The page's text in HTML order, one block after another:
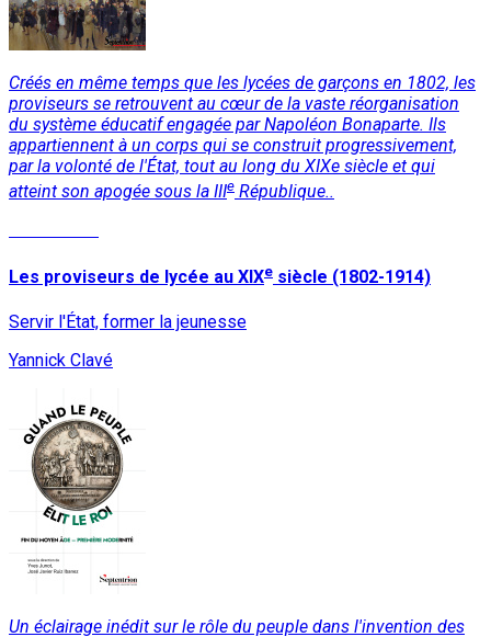
Créés en même temps que les lycées de garçons en 1802, les
proviseurs se retrouvent au cœur de la vaste réorganisation
du système éducatif engagée par Napoléon Bonaparte. Ils
appartiennent à un corps qui se construit progressivement,
par la volonté de l'État, tout au long du XIXe siècle et qui
atteint son apogée sous la IIIe République..
Les proviseurs de lycée au XIXe siècle (1802-1914)
Servir l'État, former la jeunesse
Yannick Clavé
Un éclairage inédit sur le rôle du peuple dans l'invention des